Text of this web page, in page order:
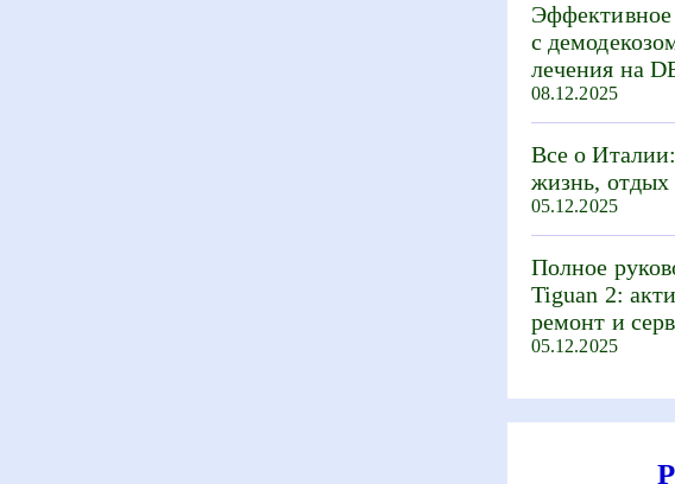
с
лечения на
08.12.2025
Все о
жизнь, отдых
05.12.2025
Полное
Tiguan 2:
ремонт и
05.12.2025